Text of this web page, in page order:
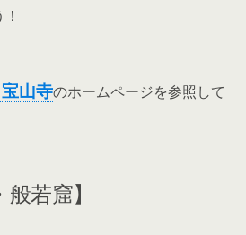
山寺のホームページを参照して
若窟】